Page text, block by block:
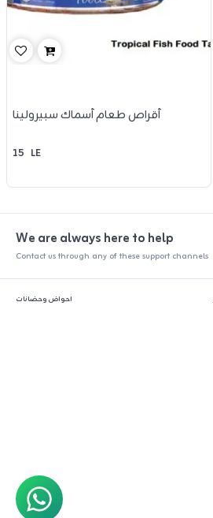
أقراص طعام أسماك سبيرولينا
15 LE
We are always here to help
Contact us through any of these support channels
احواض وحضانات